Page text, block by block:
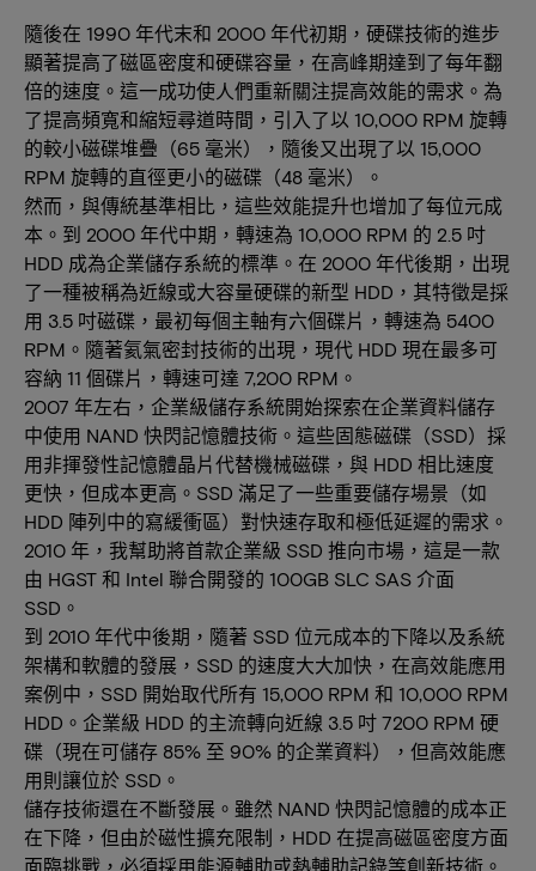
隨後在 1990 年代末和 2000 年代初期，硬碟技術的進步
顯著提高了磁區密度和硬碟容量，在高峰期達到了每年翻
倍的速度。這一成功使人們重新關注提高效能的需求。為
了提高頻寬和縮短尋道時間，引入了以 10,000 RPM 旋轉
的較小磁碟堆疊（65 毫米），隨後又出現了以 15,000
RPM 旋轉的直徑更小的磁碟（48 毫米）。
然而，與傳統基準相比，這些效能提升也增加了每位元成
本。到 2000 年代中期，轉速為 10,000 RPM 的 2.5 吋
HDD 成為企業儲存系統的標準。在 2000 年代後期，出現
了一種被稱為近線或大容量硬碟的新型 HDD，其特徵是採
用 3.5 吋磁碟，最初每個主軸有六個碟片，轉速為 5400
RPM。隨著氦氣密封技術的出現，現代 HDD 現在最多可
容納 11 個碟片，轉速可達 7,200 RPM。
2007 年左右，企業級儲存系統開始探索在企業資料儲存
中使用 NAND 快閃記憶體技術。這些固態磁碟（SSD）採
用非揮發性記憶體晶片代替機械磁碟，與 HDD 相比速度
更快，但成本更高。SSD 滿足了一些重要儲存場景（如
HDD 陣列中的寫緩衝區）對快速存取和極低延遲的需求。
2010 年，我幫助將首款企業級 SSD 推向市場，這是一款
由 HGST 和 Intel 聯合開發的 100GB SLC SAS 介面
SSD。
到 2010 年代中後期，隨著 SSD 位元成本的下降以及系統
架構和軟體的發展，SSD 的速度大大加快，在高效能應用
案例中，SSD 開始取代所有 15,000 RPM 和 10,000 RPM
HDD。企業級 HDD 的主流轉向近線 3.5 吋 7200 RPM 硬
碟（現在可儲存 85% 至 90% 的企業資料），但高效能應
用則讓位於 SSD。
儲存技術還在不斷發展。雖然 NAND 快閃記憶體的成本正
在下降，但由於磁性擴充限制，HDD 在提高磁區密度方面
面臨挑戰，必須採用能源輔助或熱輔助記錄等創新技術。